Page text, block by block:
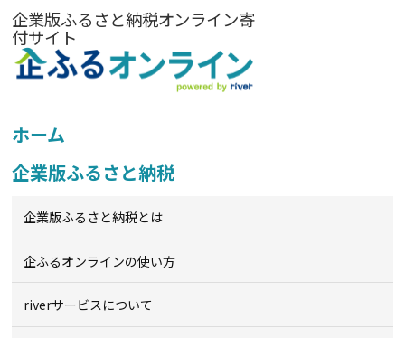
企業版ふるさと納税オンライン寄
付サイト
ホーム
企業版ふるさと納税
企業版ふるさと納税とは
企ふるオンラインの使い方
riverサービスについて